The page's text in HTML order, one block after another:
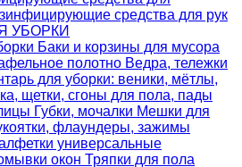
средства для рук
УБОРКИ
Баки и корзины для мусора
полотно Ведра, тележки
для уборки: веники, мётлы,
щетки, сгоны для пола, пады
Губки, мочалки Мешки для
флаундеры, зажимы
универсальные
окон Тряпки для пола